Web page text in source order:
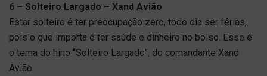
6 – Solteiro Largado – Xand Avião
Estar solteiro é ter preocupação zero, todo dia ser férias,
pois o que importa é ter saúde e dinheiro no bolso. Esse é
o tema do hino “Solteiro Largado”, do comandante Xand
Avião.